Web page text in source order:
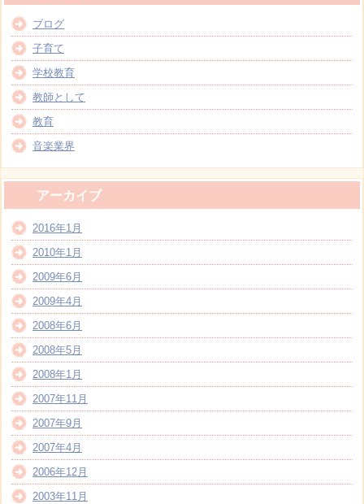
ブログ
子育て
学校教育
教師として
教育
音楽業界
アーカイブ
2016年1月
2010年1月
2009年6月
2009年4月
2008年6月
2008年5月
2008年1月
2007年11月
2007年9月
2007年4月
2006年12月
2003年11月